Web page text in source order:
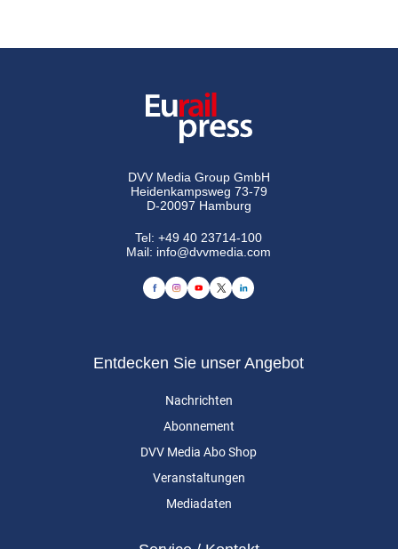
DVV Media Group GmbH
Heidenkampsweg 73-79
D-20097 Hamburg
Tel:+49 40 23714-100
Mail: info@dvvmedia.com
Entdecken Sie unser Angebot
Nachrichten
Abonnement
DVV Media Abo Shop
Veranstaltungen
Mediadaten